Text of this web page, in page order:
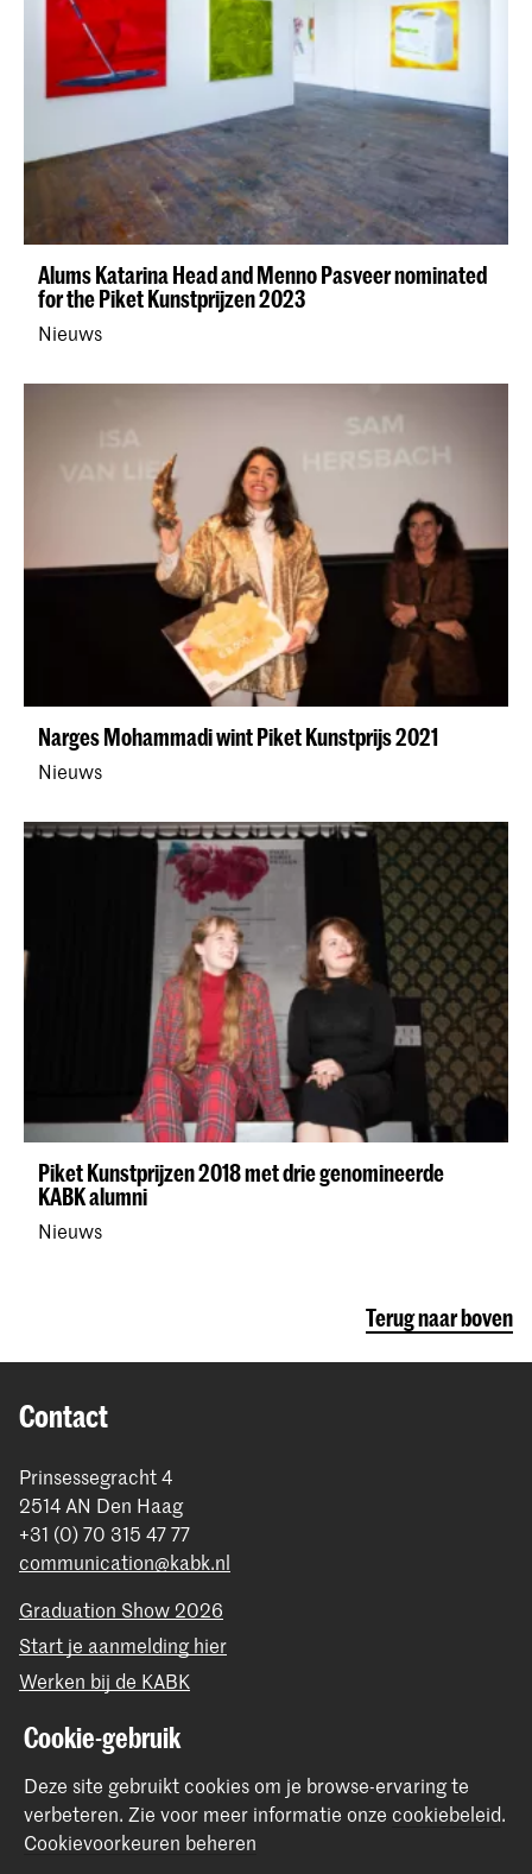
Alums Katarina Head and Menno Pasveer nominated
for the Piket Kunstprijzen 2023
Nieuws
Narges Mohammadi wint Piket Kunstprijs 2021
Nieuws
Piket Kunstprijzen 2018 met drie genomineerde
KABK alumni
Nieuws
Terug naar boven
Contact
Prinsessegracht 4
2514 AN Den Haag
+31 (0) 70 315 47 77
communication@kabk.nl
Graduation Show 2026
Start je aanmelding hier
Werken bij de KABK
Volg ons
Blijf op de hoogte
Cookie-gebruik
Deze site gebruikt cookies om je browse-ervaring te
verbeteren. Zie voor meer informatie onze cookiebeleid.
Cookievoorkeuren beheren